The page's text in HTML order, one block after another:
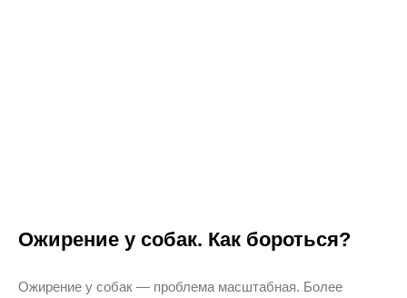
Ожирение у собак. Как бороться?
Ожирение у собак — проблема масштабная. Более